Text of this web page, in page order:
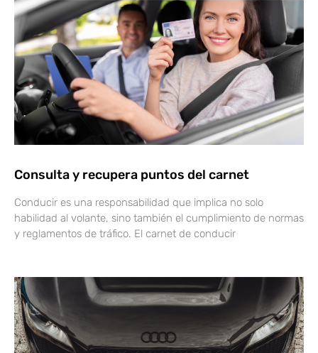
Consulta y recupera puntos del carnet
Conducir es una responsabilidad que implica no solo
habilidad al volante, sino también el cumplimiento de normas
y reglamentos de tráfico. El carnet de conducir